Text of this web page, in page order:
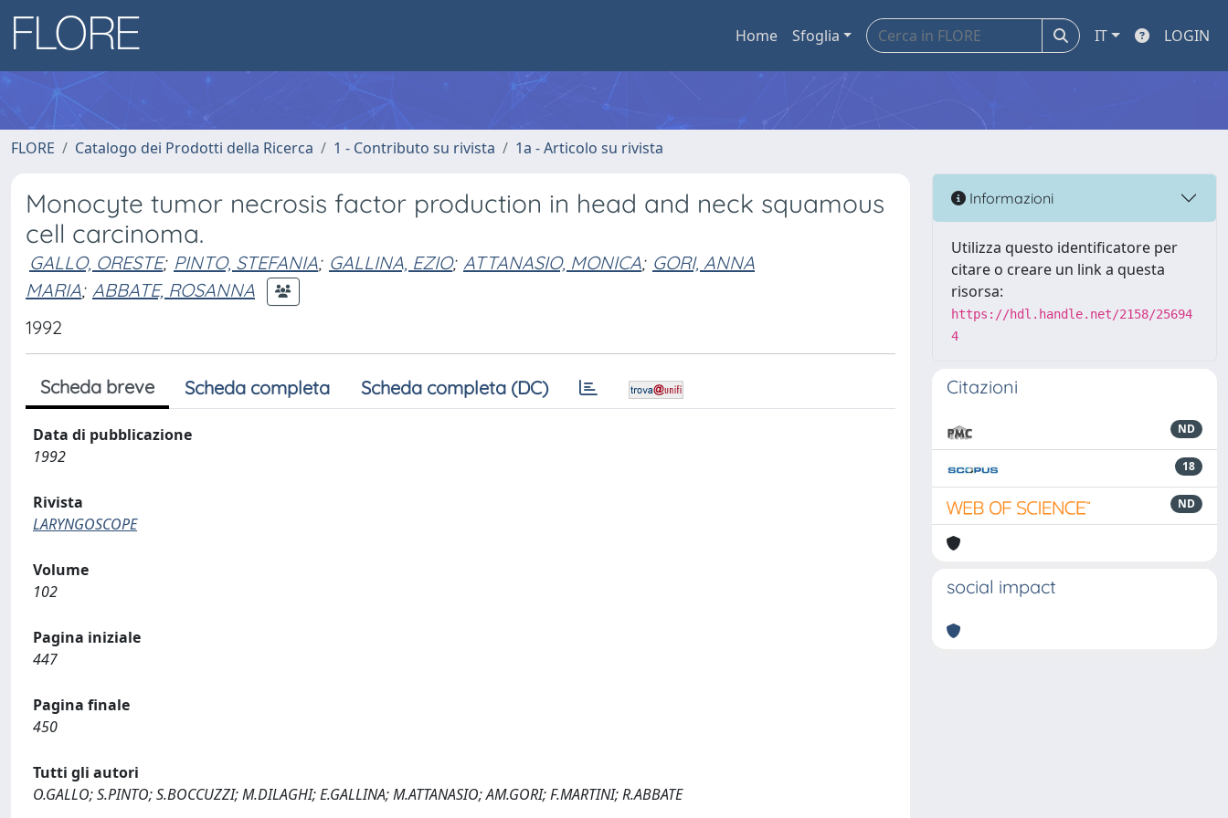
Home Sfoglia IT LOGIN
FLORE Catalogo dei Prodotti della Ricerca 1 - Contributo su rivista 1a - Articolo su rivista
Monocyte tumor necrosis factor production in head and neck squamous
cell carcinoma.
GALLO, ORESTE; PINTO, STEFANIA; GALLINA, EZIO; ATTANASIO, MONICA; GORI, ANNA
MARIA; ABBATE, ROSANNA
1992
Scheda breve Scheda completa Scheda completa (DC)
Data di pubblicazione
1992
Rivista
LARYNGOSCOPE
Volume
102
Pagina iniziale
447
Pagina finale
450
Tutti gli autori
O.GALLO; S.PINTO; S.BOCCUZZI; M.DILAGHI; E.GALLINA; M.ATTANASIO; AM.GORI; F.MARTINI; R.ABBATE
Informazioni
Utilizza questo identificatore per
citare o creare un link a questa
risorsa:
https://hdl.handle.net/2158/25694
4
Citazioni
ND
18
ND
social impact